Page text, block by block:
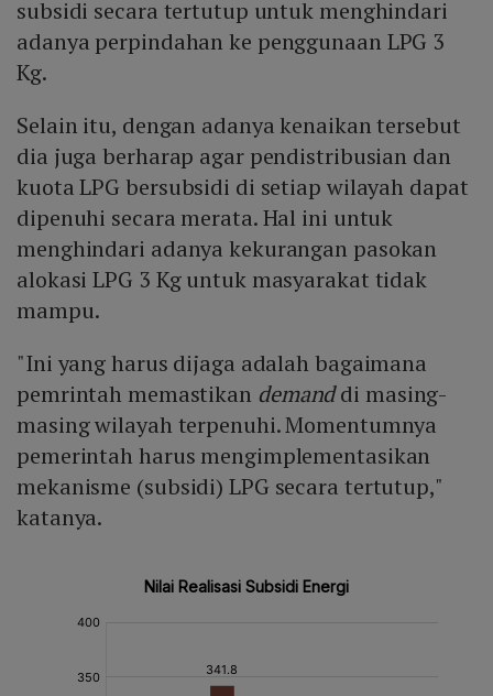
subsidi secara tertutup untuk menghindari
adanya perpindahan ke penggunaan LPG 3
Kg.
Selain itu, dengan adanya kenaikan tersebut
dia juga berharap agar pendistribusian dan
kuota LPG bersubsidi di setiap wilayah dapat
dipenuhi secara merata. Hal ini untuk
menghindari adanya kekurangan pasokan
alokasi LPG 3 Kg untuk masyarakat tidak
mampu.
"Ini yang harus dijaga adalah bagaimana
pemrintah memastikan demanddi masing-
masing wilayah terpenuhi. Momentumnya
pemerintah harus mengimplementasikan
mekanisme (subsidi) LPG secara tertutup,"
katanya.